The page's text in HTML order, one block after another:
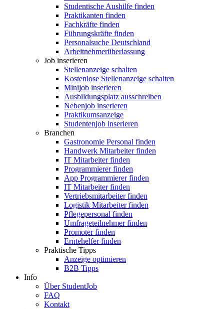
Studentische Aushilfe finden
Praktikanten finden
Fachkräfte finden
Führungskräfte finden
Personalsuche Deutschland
Arbeitnehmerüberlassung
Job inserieren
Stellenanzeige schalten
Kostenlose Stellenanzeige schalten
Minijob inserieren
Ausbildungsplatz ausschreiben
Nebenjob inserieren
Praktikumsanzeige
Studentenjob inserieren
Branchen
Gastronomie Personal finden
Handwerk Mitarbeiter finden
IT Mitarbeiter finden
Programmierer finden
App Programmierer finden
IT Mitarbeiter finden
Vertriebsmitarbeiter finden
Logistik Mitarbeiter finden
Pflegepersonal finden
Umfrageteilnehmer finden
Promoter finden
Erntehelfer finden
Praktische Tipps
Anzeige optimieren
B2B Tipps
Info
Über StudentJob
FAQ
Kontakt